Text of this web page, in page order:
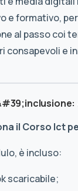
e formativo,
al passo coi
consapevoli e
il Corso Ict
è incluso:
scaricabile;